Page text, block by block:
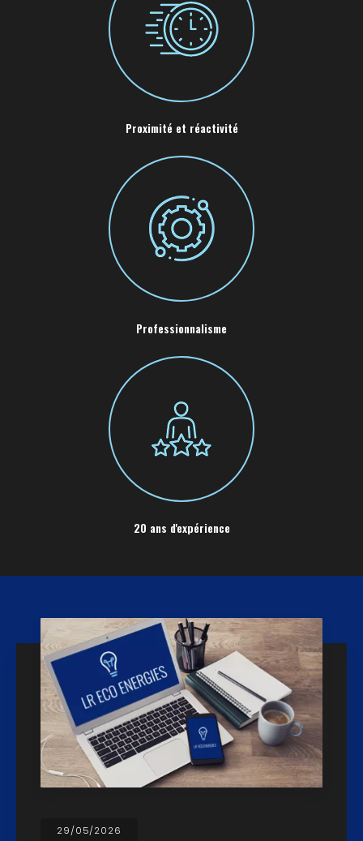
Proximité et réactivité
Professionnalisme
20 ans d'expérience
29/05/2026